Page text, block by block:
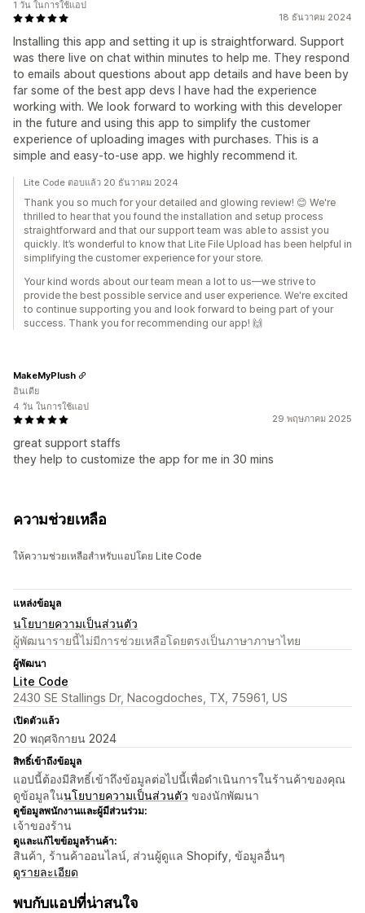
18 ธันวาคม 2024
Installing this app and setting it up is straightforward. Support
was there live on chat within minutes to help me. They respond
to emails about questions about app details and have been by
far some of the best app devs I have had the experience
working with. We look forward to working with this developer
in the future and using this app to simplify the customer
experience of uploading images with purchases. This is a
simple and easy-to-use app. we highly recommend it.
1 วัน ในการใช้แอป
Lite Code ตอบแล้ว 20 ธันวาคม 2024
Thank you so much for your detailed and glowing review! 😊 We're
thrilled to hear that you found the installation and setup process
straightforward and that our support team was able to assist you
quickly. It’s wonderful to know that Lite File Upload has been helpful in
simplifying the customer experience for your store.
Your kind words about our team mean a lot to us—we strive to
provide the best possible service and user experience. We're excited
to continue supporting you and look forward to being part of your
success. Thank you for recommending our app! 🙌
29 พฤษภาคม 2025
great support staffs
they help to customize the app for me in 30 mins
MakeMyPlush
อินเดีย
4 วัน ในการใช้แอป
ความช่วยเหลือ
ให้ความช่วยเหลือสำหรับแอปโดย Lite Code
แหล่งข้อมูล
นโยบายความเป็นส่วนตัว
ผู้พัฒนารายนี้ไม่มีการช่วยเหลือโดยตรงเป็นภาษาภาษาไทย
ผู้พัฒนา
Lite Code
2430 SE Stallings Dr, Nacogdoches, TX, 75961, US
เปิดตัวแล้ว
20 พฤศจิกายน 2024
สิทธิ์เข้าถึงข้อมูล
แอปนี้ต้องมีสิทธิ์เข้าถึงข้อมูลต่อไปนี้เพื่อดำเนินการในร้านค้าของคุณ
ดูข้อมูลในนโยบายความเป็นส่วนตัว ของนักพัฒนา
ดูข้อมูลพนักงานและผู้มีส่วนร่วม:
เจ้าของร้าน
ดูและแก้ไขข้อมูลร้านค้า:
สินค้า, ร้านค้าออนไลน์, ส่วนผู้ดูแล Shopify, ข้อมูลอื่นๆ
ดูรายละเอียด
พบกับแอปที่น่าสนใจ